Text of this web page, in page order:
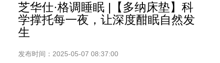
芝华仕·格调睡眠 |【多纳床垫】科
学撑托每一夜，让深度酣眠自然发
生
发布时间：2025-05-07 08:37:00